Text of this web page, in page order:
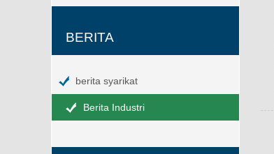
BERITA
berita syarikat
Berita Industri